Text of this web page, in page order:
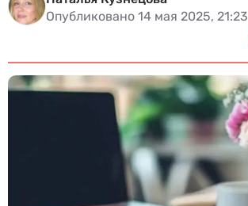
Опубликовано 14 мая 2025, 21:23